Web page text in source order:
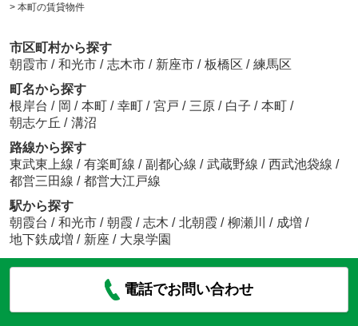
> 本町の賃貸物件
市区町村から探す
朝霞市 / 和光市 / 志木市 / 新座市 / 板橋区 / 練馬区
町名から探す
根岸台 / 岡 / 本町 / 幸町 / 宮戸 / 三原 / 白子 / 本町 /
朝志ケ丘 / 溝沼
路線から探す
東武東上線 / 有楽町線 / 副都心線 / 武蔵野線 / 西武池袋線 /
都営三田線 / 都営大江戸線
駅から探す
朝霞台 / 和光市 / 朝霞 / 志木 / 北朝霞 / 柳瀬川 / 成増 /
地下鉄成増 / 新座 / 大泉学園
電話でお問い合わせ